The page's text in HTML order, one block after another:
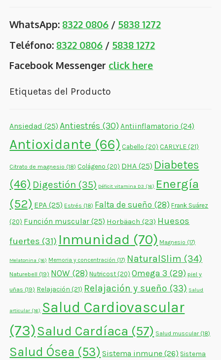
WhatsApp: 8322 0806 / 5838 1272
Teléfono: 8322 0806 / 5838 1272
Facebook Messenger click here
Etiquetas del Producto
Ansiedad (25) Antiestrés (30)Antiinflamatorio (24)
Antioxidante (66) Cabello (20) CARLYLE(21)
Citrato de magnesio (18) Colágeno (20) DHA (25) Diabetes
(46) Digestión (35) Déficit vitamina D3 (16) Energía
(52) EPA (25) Estrés (18) Falta de sueño (28) Frank Suárez
(20) Función muscular (25) Horbäach (23) Huesos
fuertes (31) Inmunidad (70) Magnesio (17)
Melatonina (16) Memoria y concentración (17) NaturalSlim (34)
Naturebell (19) NOW (28) Nutricost (20) Omega 3 (29) piel y
uñas (19) Relajación (21) Relajación y sueño (33) Salud
articular (16) Salud Cardiovascular
(73)Salud Cardíaca (57) Salud muscular(18)
Salud Ósea (53) Sistema inmune (26) Sistema